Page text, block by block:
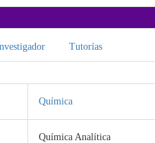
Tutorías
Química
Química Analítica